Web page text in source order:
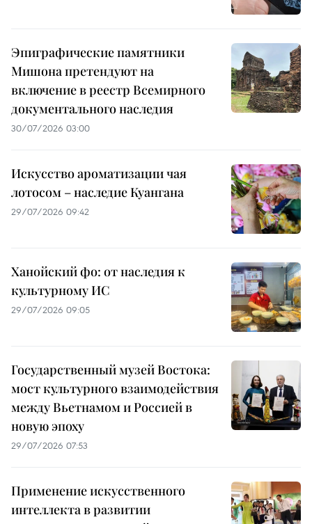
Эпиграфические памятники
Мишона претендуют на
включение в реестр Всемирного
документального наследия
30/07/2026 03:00
Искусство ароматизации чая
лотосом – наследие Куангана
29/07/2026 09:42
Ханойский фо: от наследия к
культурному ИС
29/07/2026 09:05
Государственный музей Востока:
мост культурного взаимодействия
между Вьетнамом и Россией в
новую эпоху
29/07/2026 07:53
Применение искусственного
интеллекта в развитии